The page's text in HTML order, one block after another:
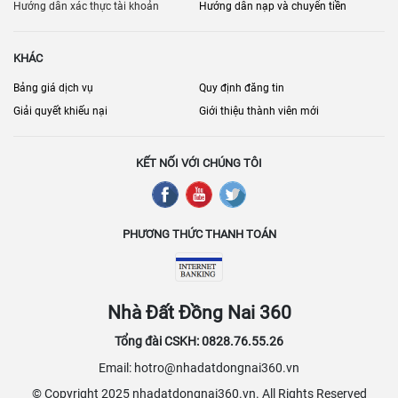
phát triển mạnh mẽ với sự xuất hiện của nhiều dự án mới, mang lại
cao chất lượng và cập nhật các tiện ích mới để đáp ứng tốt hơn các
được xem là điểm đến hấp dẫn cho các hoạt động sản xuất và kinh
doanh trong khu vực phía Nam.
Hướng dẫn xác thực tài khoản
Hướng dẫn nạp và chuyển tiền
KHÁC
Bảng giá dịch vụ
Quy định đăng tin
Giải quyết khiếu nại
Giới thiệu thành viên mới
KẾT NỐI VỚI CHÚNG TÔI
PHƯƠNG THỨC THANH TOÁN
Nhà Đất Đồng Nai 360
Tổng đài CSKH: 0828.76.55.26
Email: hotro@nhadatdongnai360.vn
© Copyright 2025 nhadatdongnai360.vn. All Rights Reserved